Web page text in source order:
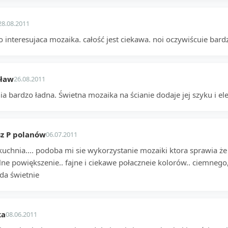
interesujaca mozaika. całość jest ciekawa. noi oczywiścuie
26.08.2011
bardzo ładna. Świetna mozaika na ścianie dodaje jej szyku i
P polanów06.07.2011
podoba mi sie wykorzystanie mozaiki ktora sprawia
powiększenie.. fajne i ciekawe połaczneie kolorów..
świetnie
08.06.2011